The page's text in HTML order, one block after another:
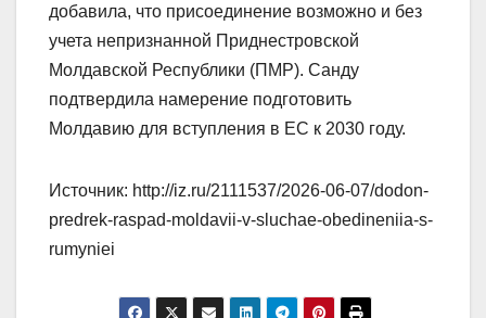
добавила, что присоединение возможно и без
учета непризнанной Приднестровской
Молдавской Республики (ПМР). Санду
подтвердила намерение подготовить
Молдавию для вступления в ЕС к 2030 году.
Источник: http://iz.ru/2111537/2026-06-07/dodon-
predrek-raspad-moldavii-v-sluchae-obedineniia-s-
rumyniei